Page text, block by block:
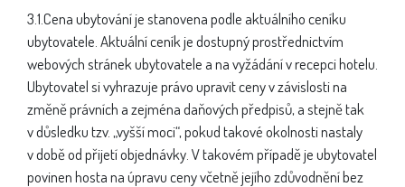
3.1.Cena ubytování je stanovena podle aktuálního ceníku
ubytovatele. Aktuální ceník je dostupný prostřednictvím
webových stránek ubytovatele a na vyžádání v recepci hotelu.
Ubytovatel si vyhrazuje právo upravit ceny v závislosti na
změně právních a zejména daňových předpisů, a stejně tak
v důsledku tzv. „vyšší moci“, pokud takové okolnosti nastaly
v době od přijetí objednávky. V takovém případě je ubytovatel
povinen hosta na úpravu ceny včetně jejího zdůvodnění bez